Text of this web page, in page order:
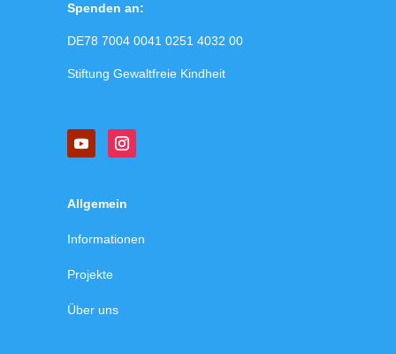
Spenden an:
DE78 7004 0041 0251 4032 00
Stiftung Gewaltfreie Kindheit
Allgemein
Informationen
Projekte
Über uns